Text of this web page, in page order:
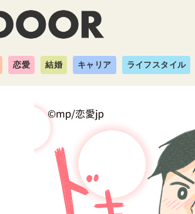
恋愛 結婚 キャリア ライフスタイル